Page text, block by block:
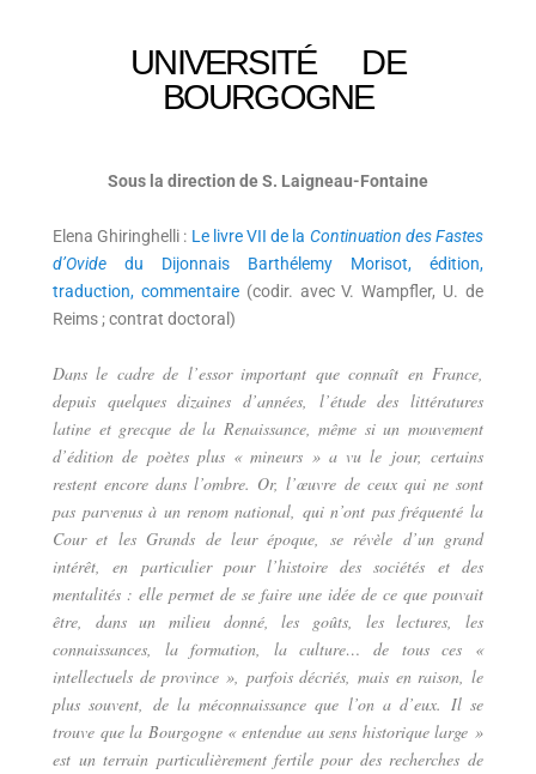
UNIVERSITÉ DE
BOURGOGNE
Sous la direction de S. Laigneau-Fontaine
Elena Ghiringhelli : Le livre VII de la Continuation des Fastes
d’Ovidedu Dijonnais Barthélemy Morisot, édition,
traduction, commentaire(codir. avec V. Wampfler, U. de
Reims ; contrat doctoral)
Dans le cadre de l’essor important que connaît en France,
depuis quelques dizaines d’années, l’étude des littératures
latine et grecque de la Renaissance, même si un mouvement
d’édition de poètes plus « mineurs » a vu le jour, certains
restent encore dans l’ombre. Or, l’œuvre de ceux qui ne sont
pas parvenus à un renom national, qui n’ont pas fréquenté la
Cour et les Grands de leur époque, se révèle d’un grand
intérêt, en particulier pour l’histoire des sociétés et des
mentalités : elle permet de se faire une idée de ce que pouvait
être, dans un milieu donné, les goûts, les lectures, les
connaissances, la formation, la culture… de tous ces «
intellectuels de province », parfois décriés, mais en raison, le
plus souvent, de la méconnaissance que l’on a d’eux. Il se
trouve que la Bourgogne « entendue au sens historique large »
est un terrain particulièrement fertile pour des recherches de